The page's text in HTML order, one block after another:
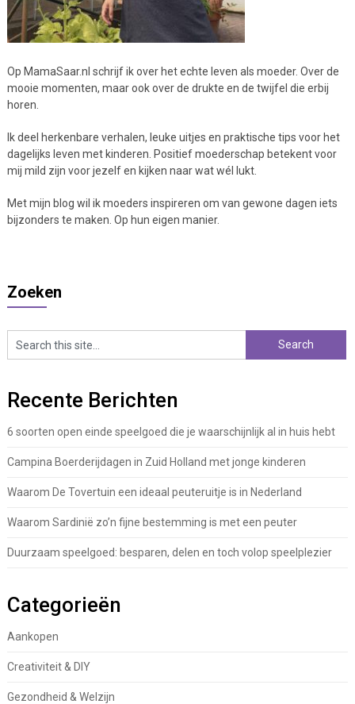
Op MamaSaar.nl schrijf ik over het echte leven als moeder. Over de
mooie momenten, maar ook over de drukte en de twijfel die erbij
horen.
Ik deel herkenbare verhalen, leuke uitjes en praktische tips voor het
dagelijks leven met kinderen. Positief moederschap betekent voor
mij mild zijn voor jezelf en kijken naar wat wél lukt.
Met mijn blog wil ik moeders inspireren om van gewone dagen iets
bijzonders te maken. Op hun eigen manier.
Zoeken
Recente Berichten
6 soorten open einde speelgoed die je waarschijnlijk al in huis hebt
Campina Boerderijdagen in Zuid Holland met jonge kinderen
Waarom De Tovertuin een ideaal peuteruitje is in Nederland
Waarom Sardinië zo’n fijne bestemming is met een peuter
Duurzaam speelgoed: besparen, delen en toch volop speelplezier
Categorieën
Aankopen
Creativiteit & DIY
Gezondheid & Welzijn